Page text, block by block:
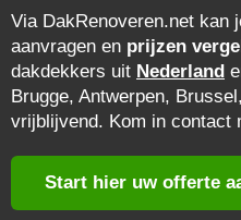
Via DakRenoveren.net kan
aanvragen en prijzen
dakdekkers uit Nederland
Brugge, Antwerpen,
vrijblijvend. Kom in contact
Start hier uw offerte